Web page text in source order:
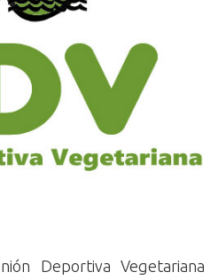
Deportiva Vegetariana